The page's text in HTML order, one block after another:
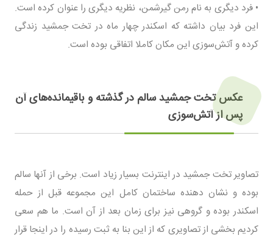
• فرد دیگری به نام رمن گیرشمن، نظریه دیگری را عنوان کرده است.
این فرد بیان داشته که اسکندر چهار ماه در تخت جمشید زندگی
کرده و آتش‌سوزی این مکان کاملا اتفاقی بوده است.
عکس تخت جمشید سالم در گذشته و باقیمانده‌های آن
پس از آتش‌سوزی
تصاویر تخت جمشید در اینترنت بسیار زیاد است. برخی از آنها سالم
بوده و نشان دهنده ساختمان کامل این مجموعه قبل از حمله
اسکندر بوده و گروهی نیز برای زمان بعد از آن است. ما هم سعی
کردیم بخشی از تصاویری که از این بنا به ثبت رسیده را در اینجا قرار